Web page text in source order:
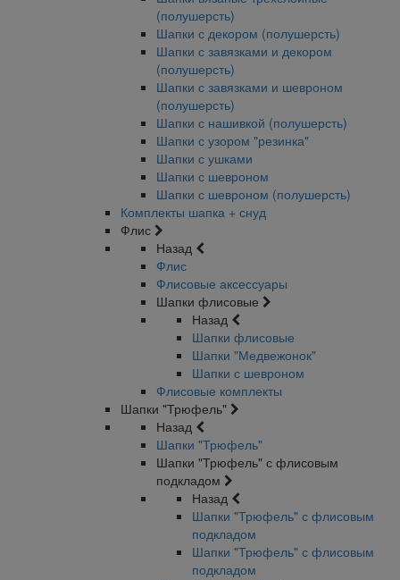
(полушерсть)
Шапки с декором (полушерсть)
Шапки с завязками и декором
(полушерсть)
Шапки с завязками и шевроном
(полушерсть)
Шапки с нашивкой (полушерсть)
Шапки с узором "резинка"
Шапки с ушками
Шапки с шевроном
Шапки с шевроном (полушерсть)
Комплекты шапка + снуд
Флис
Назад
Флис
Флисовые аксессуары
Шапки флисовые
Назад
Шапки флисовые
Шапки "Медвежонок"
Шапки с шевроном
Флисовые комплекты
Шапки "Трюфель"
Назад
Шапки "Трюфель"
Шапки "Трюфель" с флисовым
подкладом
Назад
Шапки "Трюфель" с флисовым
подкладом
Шапки "Трюфель" с флисовым
подкладом